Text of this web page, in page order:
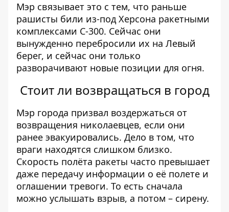
Мэр связывает это с тем, что раньше
рашисты били из-под Херсона ракетными
комплексами С-300. Сейчас они
вынужденно перебросили их на Левый
берег, и сейчас они только
разворачивают новые позиции для огня.
Стоит ли возвращаться в город
Мэр города призвал воздержаться от
возвращения николаевцев, если они
ранее эвакуировались. Дело в том, что
враги находятся слишком близко.
Скорость полёта ракеты часто превышает
даже передачу информации о её полете и
оглашении тревоги. То есть сначала
можно услышать взрыв, а потом – сирену.